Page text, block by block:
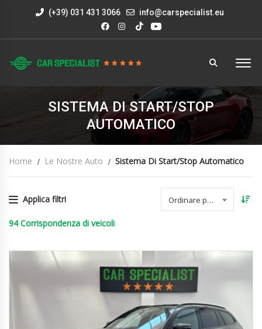
(+39) 031 431 3066 info@carspecialist.eu
SISTEMA DI START/STOP
AUTOMATICO
Home Le Nostre Auto Sistema Di Start/Stop Automatico
Applica filtri Ordinare per data
94 Corrispondenza di veicoli